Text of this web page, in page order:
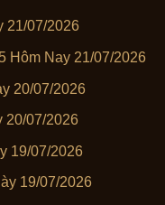
21/07/2026
Hôm Nay 21/07/2026
20/07/2026
20/07/2026
19/07/2026
19/07/2026